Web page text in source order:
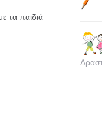
τα παιδιά